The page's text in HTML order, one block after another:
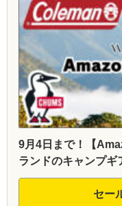
9月4日まで！【
ランドのキャンプギ
セー